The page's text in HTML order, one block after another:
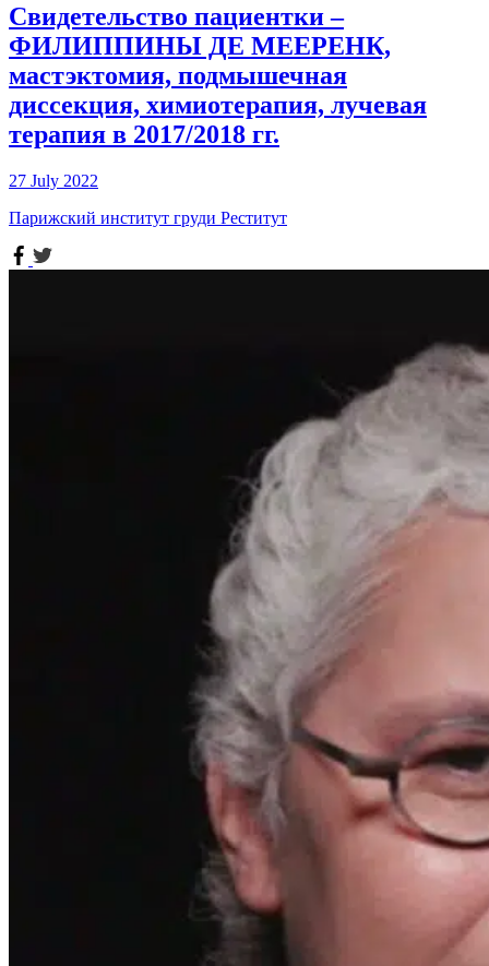
Свидетельство пациентки –
ФИЛИППИНЫ ДЕ МЕЕРЕНК,
мастэктомия, подмышечная
диссекция, химиотерапия, лучевая
терапия в 2017/2018 гг.
27 July 2022
Парижский институт груди Реститут